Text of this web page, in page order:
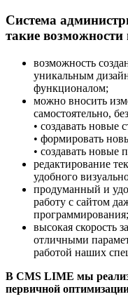
Система
такие
возможность
уникальным
функционалом;
можно вносить
самостоятельно,
• создавать новые
• формировать
• создавать новые
редактирование
удобного
продуманный и
работу с сайтом
программирования;
высокая скорость
отличными
работой наших
В CMS LIME мы
первичной